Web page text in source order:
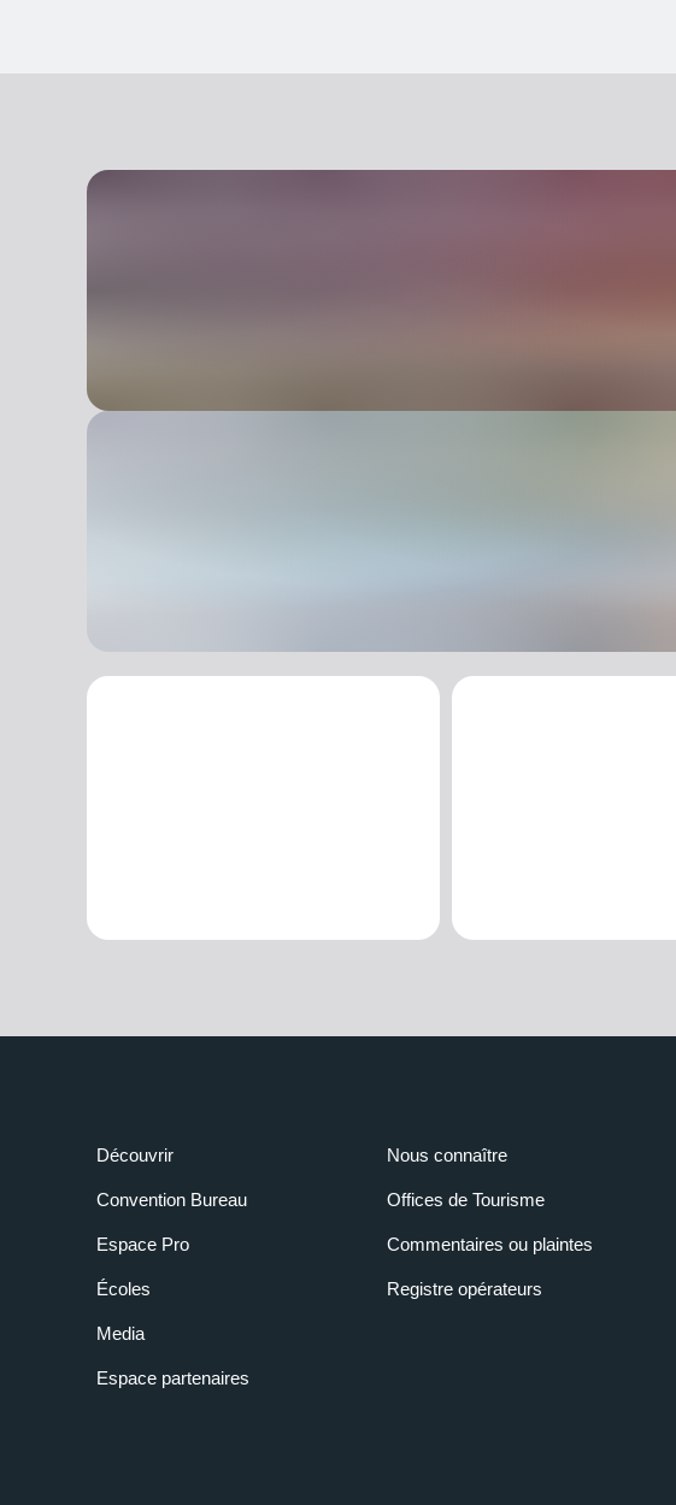
Découvrir
Convention Bureau
Espace Pro
Écoles
Media
Espace partenaires
Nous connaître
Offices de Tourisme
Commentaires ou plaintes
Registre opérateurs